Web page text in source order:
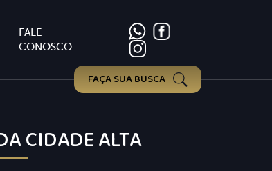
FAÇA SUA BUSCA
FALE
CONOSCO
CIDADE ALTA